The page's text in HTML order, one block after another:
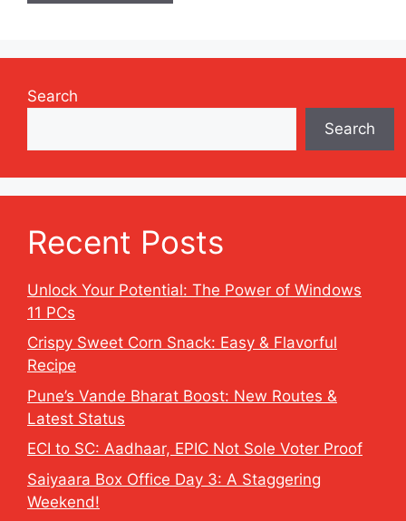
Search
Search
Recent Posts
Unlock Your Potential: The Power of Windows
11 PCs
Crispy Sweet Corn Snack: Easy & Flavorful
Recipe
Pune’s Vande Bharat Boost: New Routes &
Latest Status
ECI to SC: Aadhaar, EPIC Not Sole Voter Proof
Saiyaara Box Office Day 3: A Staggering
Weekend!